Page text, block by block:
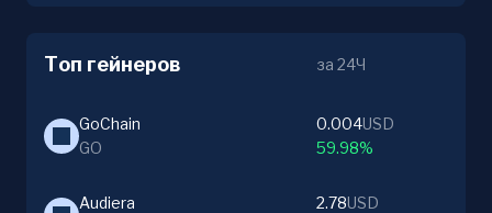
Топ гейнеров за 24Ч
GoChain
GO
0.004USD
59.98%
Audiera
2.78USD